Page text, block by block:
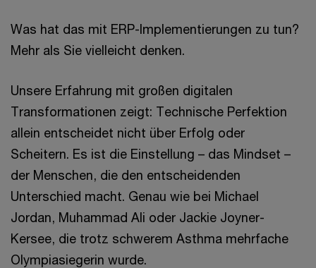
Was hat das mit ERP-Implementierungen zu tun?
Mehr als Sie vielleicht denken.
Unsere Erfahrung mit großen digitalen
Transformationen zeigt: Technische Perfektion
allein entscheidet nicht über Erfolg oder
Scheitern. Es ist die Einstellung – das Mindset –
der Menschen, die den entscheidenden
Unterschied macht. Genau wie bei Michael
Jordan, Muhammad Ali oder Jackie Joyner-
Kersee, die trotz schwerem Asthma mehrfache
Olympiasiegerin wurde.